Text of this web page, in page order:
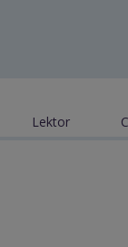
Lektor